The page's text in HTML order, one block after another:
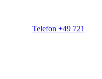
Telefon +49 721